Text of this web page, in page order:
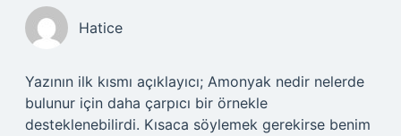
Hatice
Yazının ilk kısmı açıklayıcı; Amonyak nedir nelerde
bulunur için daha çarpıcı bir örnekle
desteklenebilirdi. Kısaca söylemek gerekirse benim